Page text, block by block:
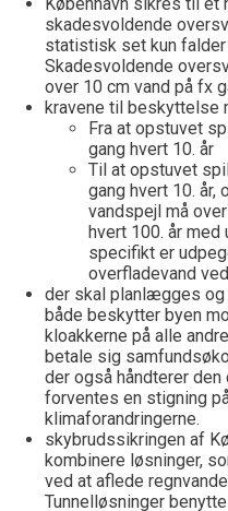
skadesvoldende
statistisk set kun falder
Skadesvoldende
over 10 cm vand på fx
kravene til beskyttelse
Fra at opstuvet
gang hvert 10. år
Til at opstuvet
gang hvert 10. år,
vandspejl må
hvert 100. år
specifikt er
overfladevand
der skal planlægges
både beskytter byen
kloakkerne på alle
betale sig
der også håndterer
forventes en stigning
klimaforandringerne.
skybrudssikringen af
kombinere løsninger,
ved at aflede
Tunnelløsninger